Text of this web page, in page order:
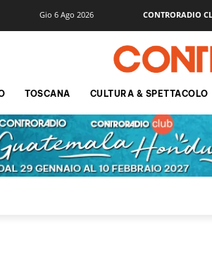
Gio 6 Ago 2026 CONTRORADIO
TOSCANA CULTURA & SPETTACOLO